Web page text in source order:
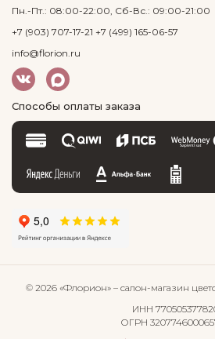
Пн.-Пт.: 08:00-22:00, Сб-Вс.: 09:00-21:00
+7 (903) 707-17-21 +7 (499) 165-06-57
info@florion.ru
Способы оплаты заказа
© 2026 «Флорион» – салон-магазин
ИНН
ОГРН